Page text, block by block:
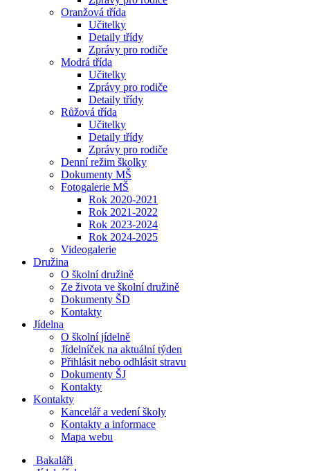
Oranžová třída
Učitelky
Detaily třídy
Zprávy pro rodiče
Modrá třída
Učitelky
Zprávy pro rodiče
Detaily třídy
Růžová třída
Učitelky
Detaily třídy
Zprávy pro rodiče
Denní režim školky
Dokumenty MŠ
Fotogalerie MŠ
Rok 2020-2021
Rok 2021-2022
Rok 2023-2024
Rok 2024-2025
Videogalerie
Družina
O školní družině
Ze života ve školní družině
Dokumenty ŠD
Kontakty
Jídelna
O školní jídelně
Jídelníček na aktuální týden
Přihlásit nebo odhlásit stravu
Dokumenty ŠJ
Kontakty
Kontakty
Kancelář a vedení školy
Kontakty a informace
Mapa webu
Bakaláři